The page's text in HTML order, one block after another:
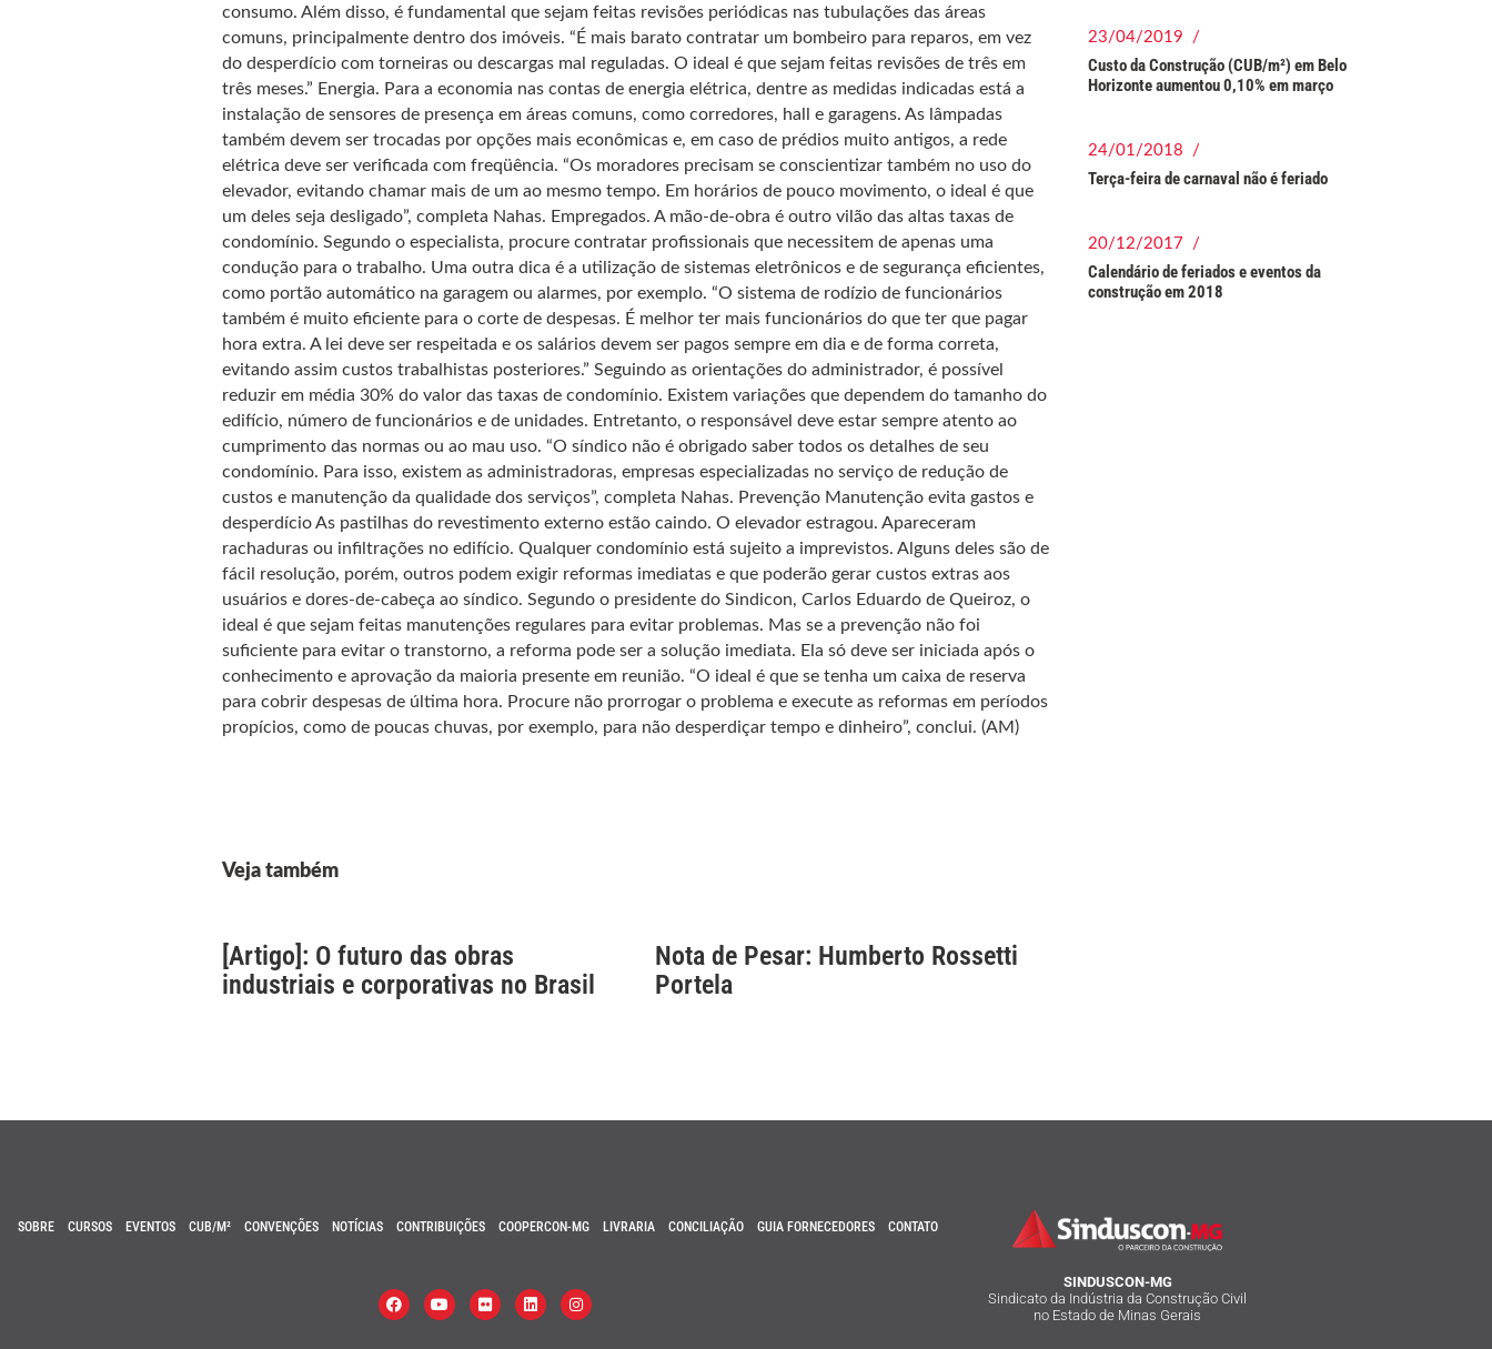
consumo. Além disso, é fundamental que sejam feitas revisões periódicas nas tubulações das áreas
comuns, principalmente dentro dos imóveis. “É mais barato contratar um bombeiro para reparos, em vez
do desperdício com torneiras ou descargas mal reguladas. O ideal é que sejam feitas revisões de três em
três meses.” Energia. Para a economia nas contas de energia elétrica, dentre as medidas indicadas está a
instalação de sensores de presença em áreas comuns, como corredores, hall e garagens. As lâmpadas
também devem ser trocadas por opções mais econômicas e, em caso de prédios muito antigos, a rede
elétrica deve ser verificada com freqüência. “Os moradores precisam se conscientizar também no uso do
elevador, evitando chamar mais de um ao mesmo tempo. Em horários de pouco movimento, o ideal é que
um deles seja desligado”, completa Nahas. Empregados. A mão-de-obra é outro vilão das altas taxas de
condomínio. Segundo o especialista, procure contratar profissionais que necessitem de apenas uma
condução para o trabalho. Uma outra dica é a utilização de sistemas eletrônicos e de segurança eficientes,
como portão automático na garagem ou alarmes, por exemplo. “O sistema de rodízio de funcionários
também é muito eficiente para o corte de despesas. É melhor ter mais funcionários do que ter que pagar
hora extra. A lei deve ser respeitada e os salários devem ser pagos sempre em dia e de forma correta,
evitando assim custos trabalhistas posteriores.” Seguindo as orientações do administrador, é possível
reduzir em média 30% do valor das taxas de condomínio. Existem variações que dependem do tamanho do
edifício, número de funcionários e de unidades. Entretanto, o responsável deve estar sempre atento ao
cumprimento das normas ou ao mau uso. “O síndico não é obrigado saber todos os detalhes de seu
condomínio. Para isso, existem as administradoras, empresas especializadas no serviço de redução de
custos e manutenção da qualidade dos serviços”, completa Nahas. Prevenção Manutenção evita gastos e
desperdício As pastilhas do revestimento externo estão caindo. O elevador estragou. Apareceram
rachaduras ou infiltrações no edifício. Qualquer condomínio está sujeito a imprevistos. Alguns deles são de
fácil resolução, porém, outros podem exigir reformas imediatas e que poderão gerar custos extras aos
usuários e dores-de-cabeça ao síndico. Segundo o presidente do Sindicon, Carlos Eduardo de Queiroz, o
ideal é que sejam feitas manutenções regulares para evitar problemas. Mas se a prevenção não foi
suficiente para evitar o transtorno, a reforma pode ser a solução imediata. Ela só deve ser iniciada após o
conhecimento e aprovação da maioria presente em reunião. “O ideal é que se tenha um caixa de reserva
para cobrir despesas de última hora. Procure não prorrogar o problema e execute as reformas em períodos
propícios, como de poucas chuvas, por exemplo, para não desperdiçar tempo e dinheiro”, conclui. (AM)
23/04/2019 /
Custo da Construção (CUB/m²) em Belo
Horizonte aumentou 0,10% em março
24/01/2018 /
Terça-feira de carnaval não é feriado
20/12/2017 /
Calendário de feriados e eventos da
construção em 2018
Veja também
[Artigo]: O futuro das obras
industriais e corporativas no Brasil
Nota de Pesar: Humberto Rossetti
Portela
SOBRE CURSOS EVENTOS CUB/M² CONVENÇÕES NOTÍCIAS CONTRIBUIÇÕES COOPERCON-MG LIVRARIA CONCILIAÇÃO GUIA FORNECEDORES CONTATO
SINDUSCON-MG
Sindicato da Indústria da Construção Civil
no Estado de Minas Gerais